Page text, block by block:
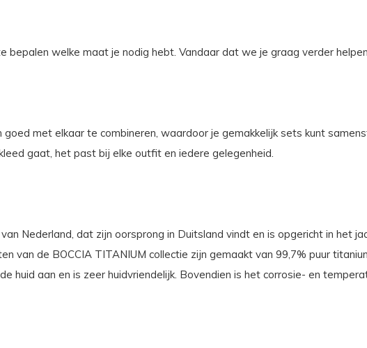
bepalen welke maat je nodig hebt. Vandaar dat we je graag verder
met elkaar te combineren, waardoor je gemakkelijk sets kunt
gaat, het past bij elke outfit en iedere gelegenheid.
Nederland, dat zijn oorsprong in Duitsland vindt en is opgericht in het
van de BOCCIA TITANIUM collectie zijn gemaakt van 99,7% puur
huid aan en is zeer huidvriendelijk. Bovendien is het corrosie- en
hoogte!
hoogte van de nieuwste collecties
Schrijf je in